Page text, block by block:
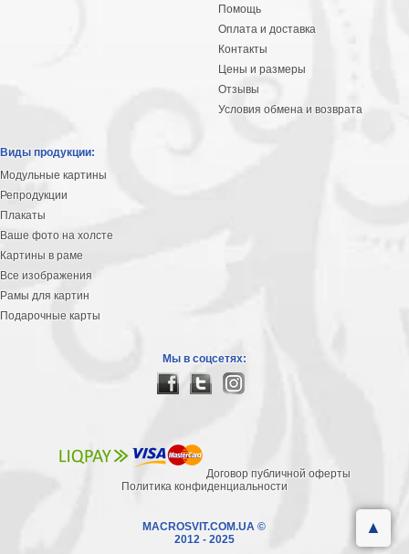
Помощь
Оплата и доставка
Контакты
Цены и размеры
Отзывы
Условия обмена и возврата
Виды продукции:
Модульные картины
Репродукции
Плакаты
Ваше фото на холсте
Картины в раме
Все изображения
Рамы для картин
Подарочные карты
Мы в соцсетях:
Договор публичной оферты
Политика конфиденциальности
MACROSVIT.COM.UA ©
2012 - 2025
▲